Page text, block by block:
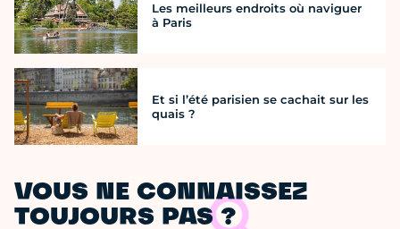
Les meilleurs endroits où naviguer
à Paris
Et si l’été parisien se cachait sur les
quais ?
VOUS NE CONNAISSEZ
TOUJOURS PAS ?